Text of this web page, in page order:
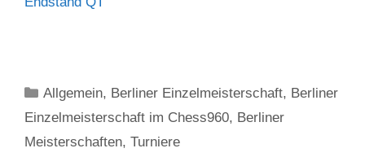
Kategorien
Allgemein, Berliner Einzelmeisterschaft, Berliner
Einzelmeisterschaft im Chess960, Berliner
Meisterschaften, Turniere